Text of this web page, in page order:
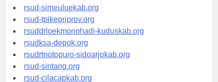
rsud-tanjungpinangkota.org
rsud-simeuluekab.org
rsud-tpikepriprov.org
rsuddrloekmonohadi-kuduskab.org
rsudksa-depok.org
rsudrtnotopuro-sidoarjokab.org
rsud-sintang.org